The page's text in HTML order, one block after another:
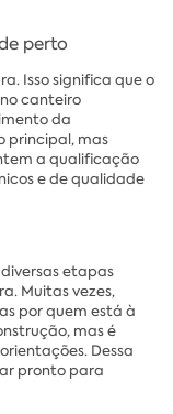
perto
Isso significa que o
canteiro
da
principal, mas
a qualificação
e de qualidade
etapas
Muitas vezes,
por quem está à
mas é
Dessa
pronto para